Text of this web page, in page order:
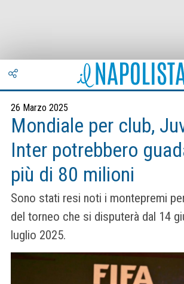
26 Marzo 2025
Mondiale per club,
Inter potrebbero
più di 80 milioni
Sono stati resi noti i montepremi
del torneo che si disputerà dal 14
luglio 2025.